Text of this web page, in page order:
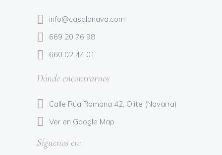
info@casalanava.com
669 20 76 98
660 02 44 01
Dónde encontrarnos
Calle Rúa Romana 42, Olite (Navarra)
Ver en Google Map
Síguenos en: